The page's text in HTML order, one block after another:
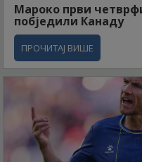
Мароко први
побједили Канаду
ПРОЧИТАЈ ВИШЕ